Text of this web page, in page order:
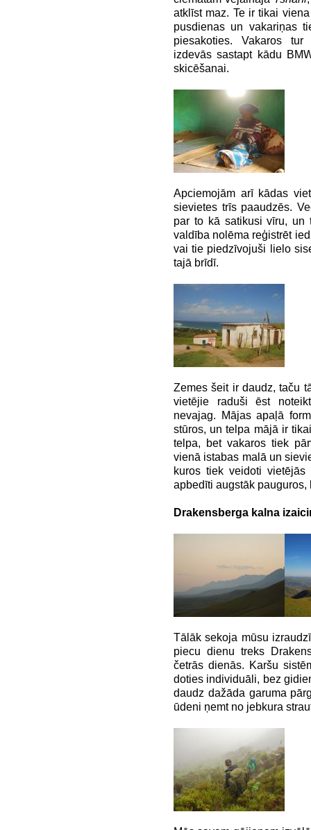
atklīst maz. Te ir tikai
pusdienas un vakariņas
piesakoties. Vakaros tur
izdevās sastapt kādu
skicēšanai.
Apciemojām arī kādas
sievietes trīs paaudzēs.
par to kā satikusi vīru, un
valdība nolēma reģistrēt
vai tie piedzīvojuši lielo
tajā brīdī.
Zemes šeit ir daudz, taču
vietējie raduši ēst
nevajag. Mājas apaļā
stūros, un telpa mājā ir
telpa, bet vakaros tiek
vienā istabas malā un
kuros tiek veidoti
apbedīti augstāk pauguros,
Drakensberga kalna
Tālāk sekoja mūsu
piecu dienu treks
četrās dienās. Karšu
doties individuāli, bez
daudz dažāda garuma
ūdeni ņemt no jebkura